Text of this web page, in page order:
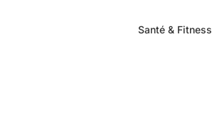
Santé & Fitness